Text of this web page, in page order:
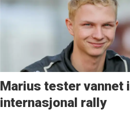
Marius tester vannet i
internasjonal rally